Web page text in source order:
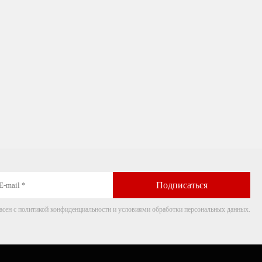
с политикой конфиденциальности и условиями обработки персональных данных.